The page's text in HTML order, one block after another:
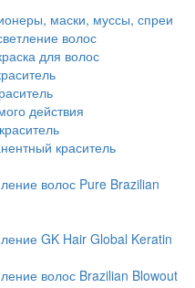
маски, муссы, спреи
волос
для волос
действия
краситель
волос Pure Brazilian
GK Hair Global Keratin
волос Brazilian Blowout